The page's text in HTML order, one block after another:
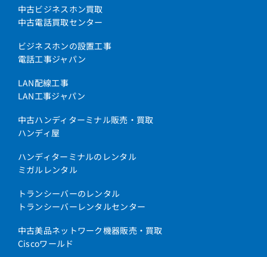
中古ビジネスホン買取
中古電話買取センター
ビジネスホンの設置工事
電話工事ジャパン
LAN配線工事
LAN工事ジャパン
中古ハンディターミナル販売・買取
ハンディ屋
ハンディターミナルのレンタル
ミガルレンタル
トランシーバーのレンタル
トランシーバーレンタルセンター
中古美品ネットワーク機器販売・買取
Ciscoワールド